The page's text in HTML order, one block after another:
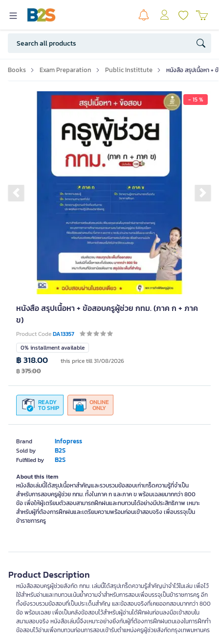
Books Exam Preparation Public Instittute หนังสือ สรุปเนื้อหา +
- 15 %
Previous slide
หนังสือ สรุปเนื้อหา + ข้อสอบครูผู้ช่วย กทม. (ภาค ก + ภาค
ข)
Product CodeDA13357
Brand Infopress
Sold by B2S
Fulfilled by B2S
0% installment available
READY
TO SHIP
ONLINE
ONLY
฿ 318.00 this price till 31/08/2026
฿375.00
About this item
หนังสือเล่มนี้ได้สรุปเนื้อหาสำคัญและรวบรวมข้อสอบเก่าเกร็ดความรู้ที่จำเป็น
สำหรับการสอบครูผู้ช่วย กทม. ทั้งในภาค ก และภาค ข พร้อมเฉลยมากกว่า 800
ข้อ เพื่อให้ผู้เตรียมตัวสอบสามารถฝึกฝนและทบทวนได้อย่างมีประสิทธิภาพ เหมาะ
สำหรับผู้ที่ต้องการฝึกฝนและเตรียมความพร้อมก่อนเข้าสอบจริง เพื่อบรรจุเป็น
ข้าราชการครู
Product Description
หนังสือสอบครูผู้ช่วยสังกัด กทม. เล่มนี้ได้สรุปเกร็ดความรู้สำคัญน่าจำไว้ในเล่ม เพื่อไว้
ใช้สำหรับอ่านและทบทวนเน้นย้ำความจำสำหรับการสอบเพื่อบรรจุเป็นข้าราชการครู อีก
ทั้งยังรวบรวมข้อสอบที่เป็นประเด็นสำคัญ และข้อสอบจริงที่เคยออกสอบมากกว่า 800
ข้อ พร้อมเฉลย เพื่อเป็นคลังข้อสอบไว้สำหรับผู้อ่านได้ฝึกฝนก่อนลงมือเข้าสอบใน
สนามสอบจริง หนังสือเล่มนี้จึงเหมาะอย่างยิ่งกับผู้ที่ต้องการฝึกฝนตนเองในการฝึกทำ
ข้อสอบไว้อ่านเพื่อทบทวนก่อนการสอบเข้ารับตำแหน่งครูผู้ช่วยสังกัดกรุงเทพมหานคร